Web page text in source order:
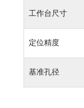
工作台尺寸
定位精度
基准孔径